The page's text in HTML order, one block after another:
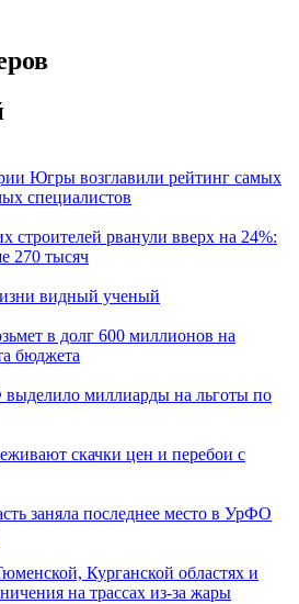
Югры возглавили рейтинг самых
специалистов
строителей рванули вверх на 24%:
270 тысяч
видный ученый
в долг 600 миллионов на
бюджета
выделило миллиарды на льготы по
скачки цен и перебои с
заняла последнее место в УрФО
Курганской областях и
на трассах из-за жары